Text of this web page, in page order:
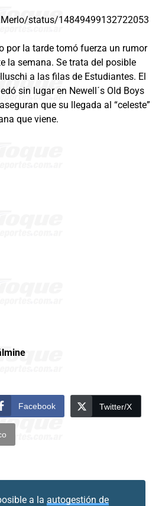
status/14849499132722053
por la tarde tomó fuerza un rumor
la semana. Se trata del posible
a las filas de Estudiantes. El
sin lugar en Newell´s Old Boys
que su llegada al “celeste”
que viene.
Facebook Twitter/X
a la autogestión de